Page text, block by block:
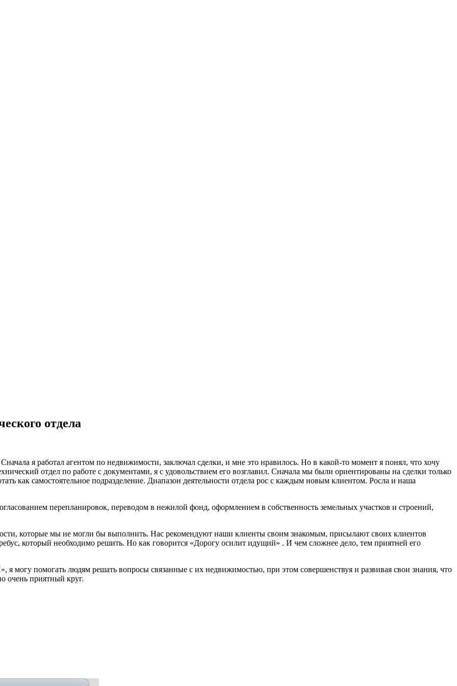
отдела
я работал агентом по недвижимости, заключал сделки, и мне это нравилось. Но в какой-то момент я понял, что хочу
отдел по работе с документами, я с удовольствием его возглавил. Сначала мы были ориентированы на сделки только
как самостоятельное подразделение. Диапазон деятельности отдела рос с каждым новым клиентом. Росла и наша
перепланировок, переводом в нежилой фонд, оформлением в собственность земельных участков и строений,
которые мы не могли бы выполнить. Нас рекомендуют наши клиенты своим знакомым, присылают своих клиентов
который необходимо решить. Но как говорится «Дорогу осилит идущий» . И чем сложнее дело, тем приятней его
я могу помогать людям решать вопросы связанные с их недвижимостью, при этом совершенствуя и развивая свои знания, что
очень приятный круг.